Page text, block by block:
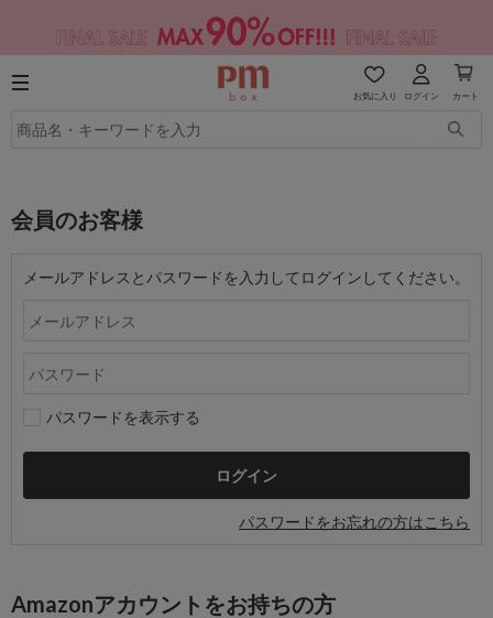
お気に入り ログイン カート
会員のお客様
メールアドレスとパスワードを入力してログインしてください。
パスワードを表示する
パスワードをお忘れの方はこちら
Amazonアカウントをお持ちの方